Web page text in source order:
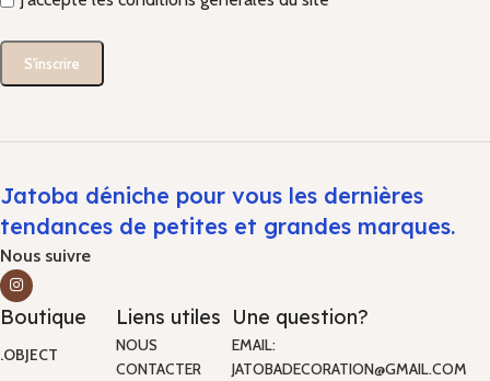
Jatoba déniche pour vous les dernières
tendances de petites et grandes marques.
Nous suivre
Boutique
.OBJECT
Liens utiles
NOUS
CONTACTER
Une question?
EMAIL:
JATOBADECORATION@GMAIL.COM